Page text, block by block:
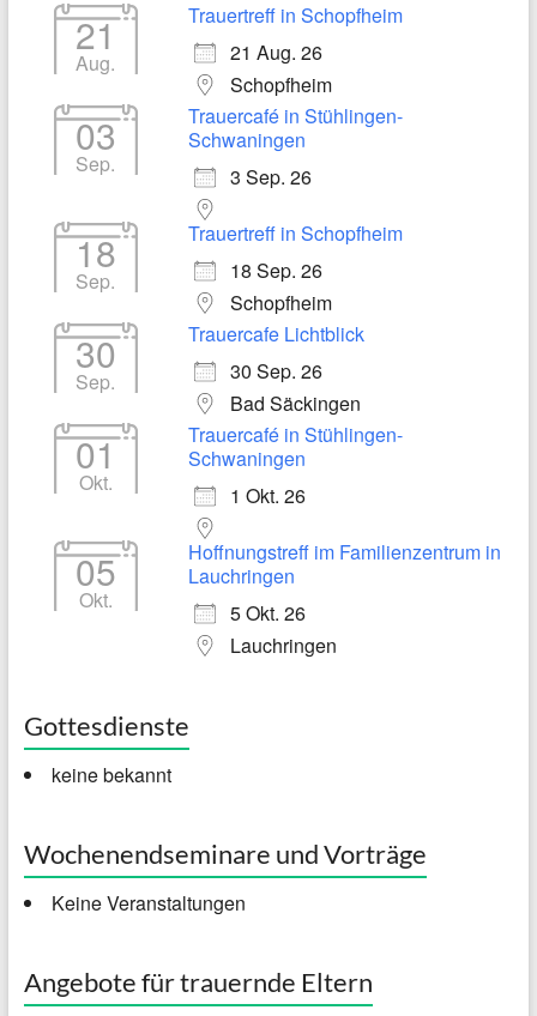
21
Aug.
Trauertreff in Schopfheim
21 Aug. 26
Schopfheim
03
Sep.
Trauercafé in Stühlingen-
Schwaningen
3 Sep. 26
18
Sep.
Trauertreff in Schopfheim
18 Sep. 26
Schopfheim
30
Sep.
Trauercafe Lichtblick
30 Sep. 26
Bad Säckingen
01
Okt.
Trauercafé in Stühlingen-
Schwaningen
1 Okt. 26
05
Okt.
Hoffnungstreff im Familienzentrum in
Lauchringen
5 Okt. 26
Lauchringen
Gottesdienste
keine bekannt
Wochenendseminare und Vorträge
Keine Veranstaltungen
Angebote für trauernde Eltern